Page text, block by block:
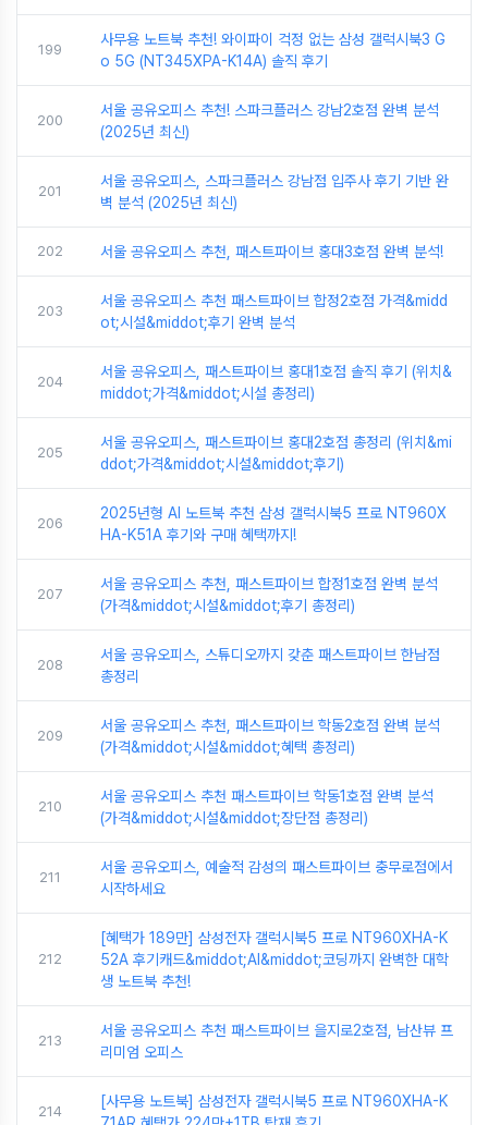
199
사무용 노트북 추천! 와이파이 걱정 없는 삼성 갤럭시북3 G
o 5G (NT345XPA-K14A) 솔직 후기
200
서울 공유오피스 추천! 스파크플러스 강남2호점 완벽 분석
(2025년 최신)
201
서울 공유오피스, 스파크플러스 강남점 입주사 후기 기반 완
벽 분석 (2025년 최신)
202 서울 공유오피스 추천, 패스트파이브 홍대3호점 완벽 분석!
203
서울 공유오피스 추천 패스트파이브 합정2호점 가격&midd
ot;시설&middot;후기 완벽 분석
204
서울 공유오피스, 패스트파이브 홍대1호점 솔직 후기 (위치&
middot;가격&middot;시설 총정리)
205
서울 공유오피스, 패스트파이브 홍대2호점 총정리 (위치&mi
ddot;가격&middot;시설&middot;후기)
206
2025년형 AI 노트북 추천 삼성 갤럭시북5 프로 NT960X
HA-K51A 후기와 구매 혜택까지!
207
서울 공유오피스 추천, 패스트파이브 합정1호점 완벽 분석
(가격&middot;시설&middot;후기 총정리)
208
서울 공유오피스, 스튜디오까지 갖춘 패스트파이브 한남점
총정리
209
서울 공유오피스 추천, 패스트파이브 학동2호점 완벽 분석
(가격&middot;시설&middot;혜택 총정리)
210
서울 공유오피스 추천 패스트파이브 학동1호점 완벽 분석
(가격&middot;시설&middot;장단점 총정리)
211
서울 공유오피스, 예술적 감성의 패스트파이브 충무로점에서
시작하세요
212
[혜택가 189만] 삼성전자 갤럭시북5 프로 NT960XHA-K
52A 후기캐드&middot;AI&middot;코딩까지 완벽한 대학
생 노트북 추천!
213
서울 공유오피스 추천 패스트파이브 을지로2호점, 남산뷰 프
리미엄 오피스
214
[사무용 노트북] 삼성전자 갤럭시북5 프로 NT960XHA-K